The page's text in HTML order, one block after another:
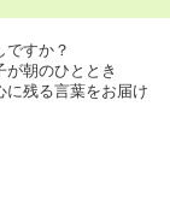
ですか？
が朝のひととき
に残る言葉をお届け